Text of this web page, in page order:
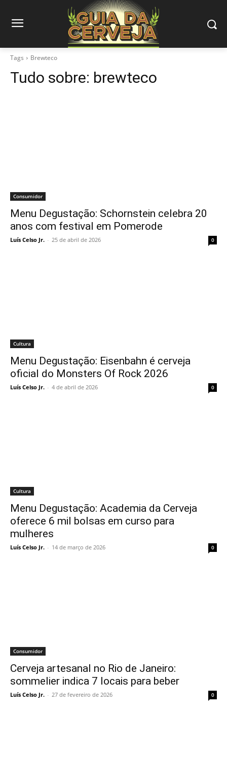
Tags Brewteco
Tudo sobre: brewteco
Consumidor
Menu Degustação: Schornstein celebra 20
anos com festival em Pomerode
Luís Celso Jr. - 25 de abril de 2026 0
Cultura
Menu Degustação: Eisenbahn é cerveja
oficial do Monsters Of Rock 2026
Luís Celso Jr. - 4 de abril de 2026 0
Cultura
Menu Degustação: Academia da Cerveja
oferece 6 mil bolsas em curso para
mulheres
Luís Celso Jr. - 14 de março de 2026 0
Consumidor
Cerveja artesanal no Rio de Janeiro:
sommelier indica 7 locais para beber
Luís Celso Jr. - 27 de fevereiro de 2026 0